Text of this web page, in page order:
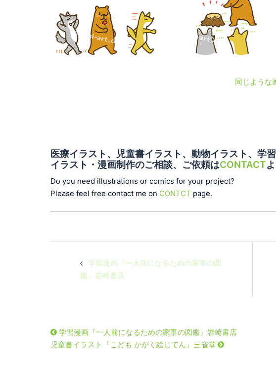
同じよう
医療イラスト、児童書イラスト、動物イラスト、学
イラスト・漫画制作のご相談、ご依頼はCONTACT
Do you need illustrations or comics for your project?
Please feel free contact me on CONTCT page.
ビ
ゲ
学習漫画『一人前になるための家事の図
鑑』岩崎書店
学習漫画『一人前になるための家事の図鑑』岩崎書店
児童書イラスト『こども かがく絵じてん』三省堂